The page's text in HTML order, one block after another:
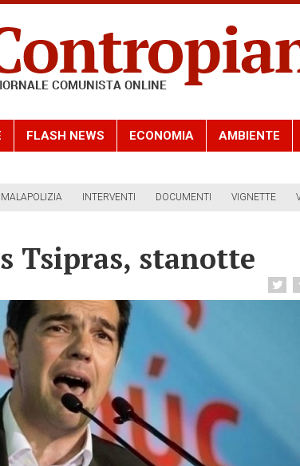
FLASH NEWS ECONOMIA AMBIENTE
MALAPOLIZIA INTERVENTI DOCUMENTI VIGNETTE
Tsipras, stanotte